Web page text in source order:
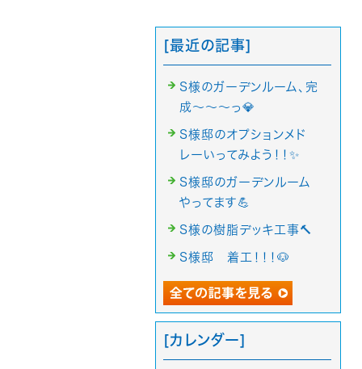
[最近の記事]
S様のガーデンルーム、完
成～～～っ💎
S様邸のオプションメド
レーいってみよう！！✨
S様邸のガーデンルーム
やってます💪
S様の樹脂デッキ工事🔨
S様邸 着工！！！🐶
[カレンダー]